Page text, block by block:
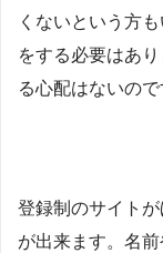
くないという方
をする必要はあ
る心配はないので
登録制のサイト
が出来ます。名